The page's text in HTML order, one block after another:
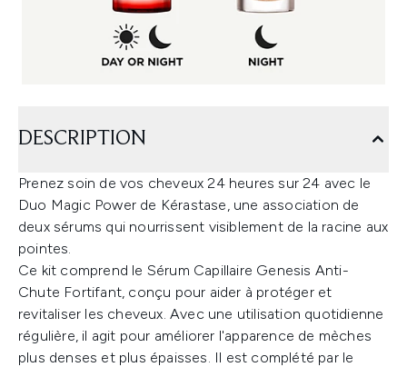
DESCRIPTION
Prenez soin de vos cheveux 24 heures sur 24 avec le
Duo Magic Power de Kérastase, une association de
deux sérums qui nourrissent visiblement de la racine aux
pointes.
Ce kit comprend le Sérum Capillaire Genesis Anti-
Chute Fortifant, conçu pour aider à protéger et
revitaliser les cheveux. Avec une utilisation quotidienne
régulière, il agit pour améliorer l'apparence de mèches
plus denses et plus épaisses. Il est complété par le